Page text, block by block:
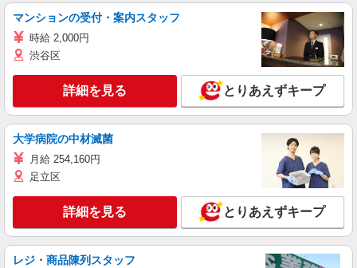
マンションの受付・案内スタッフ
時給 2,000円
渋谷区
詳細を見る とりあえずキープ
大学病院の中材滅菌
月給 254,160円
足立区
詳細を見る とりあえずキープ
レジ・商品陳列スタッフ